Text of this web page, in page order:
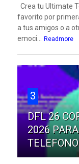
Crea tu Ultimate
favorito por
a tus amigos o a
emoci...
Readmore
3
DFL 26
2026
TELEFONO